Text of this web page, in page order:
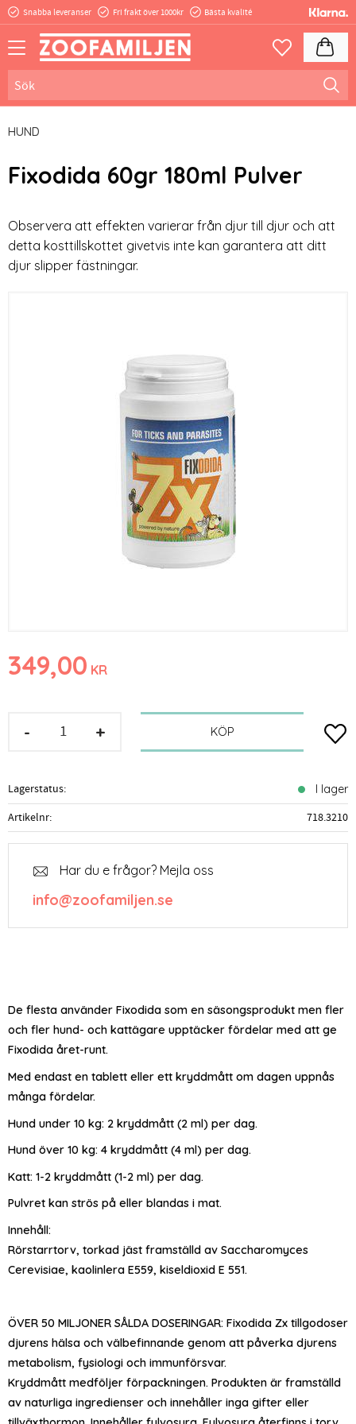
Snabba leveranser Fri frakt över 1000kr Bästa kvalité
Favoriter
HUND
Fixodida 60gr 180ml Pulver
​Observera att effekten varierar från djur till djur och att
detta kosttillskottet givetvis inte kan garantera att ditt
djur slipper fästningar.
349,00 KR
+
- KÖP
Lagerstatus I lager
Artikelnr 718.3210
Har du e frågor? Mejla oss
info@zoofamiljen.se
De flesta använder Fixodida som en säsongsprodukt men fler
och fler hund- och kattägare upptäcker fördelar med att ge
Fixodida året-runt.
Med endast en tablett eller ett kryddmått om dagen uppnås
många fördelar.
Hund under 10 kg: 2 kryddmått (2 ml) per dag.
Hund över 10 kg: 4 kryddmått (4 ml) per dag.
Katt: 1-2 kryddmått (1-2 ml) per dag.
Pulvret kan strös på eller blandas i mat.
Innehåll:
Rörstarrtorv, torkad jäst framställd av Saccharomyces
Cerevisiae, kaolinlera E559, kiseldioxid E 551.
ÖVER 50 MILJONER SÅLDA DOSERINGAR: Fixodida Zx tillgodoser
djurens hälsa och välbefinnande genom att påverka djurens
metabolism, fysiologi och immunförsvar.
Kryddmått medföljer förpackningen. Produkten är framställd
av naturliga ingredienser och innehåller inga gifter eller